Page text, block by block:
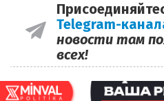
Telegram-
новости там
всех!